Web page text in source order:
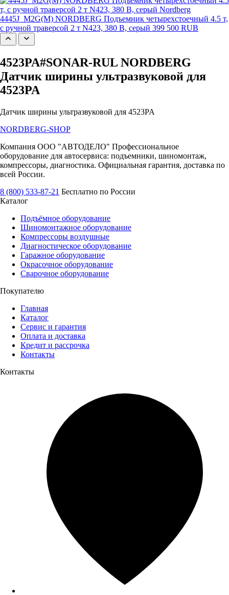
4445J_M2G(M) NORDBERG Подъемник четырехстоечный 4.5 т,
с ручной траверсой 2 т N423, 380 В, серый 399 500 RUB
4523PA#SONAR-RUL NORDBERG
Датчик ширины ультразвуковой для
4523PA
Датчик ширины ультразвуковой для 4523PA
NORDBERG-SHOP
Компания ООО "АВТОДЕЛО" Профессиональное
оборудование для автосервиса: подъемники, шиномонтаж,
компрессоры, диагностика. Официальная гарантия, доставка по
всей России.
8 (800) 533-87-21 Бесплатно по России
Каталог
Подъёмное оборудование
Шиномонтажное оборудование
Компрессоры воздушные
Диагностическое оборудование
Гаражное оборудование
Окрасочное оборудование
Сварочное оборудование
Покупателю
Главная
Каталог
Сервис и гарантия
Оплата и доставка
Кредит и рассрочка
Контакты
Контакты